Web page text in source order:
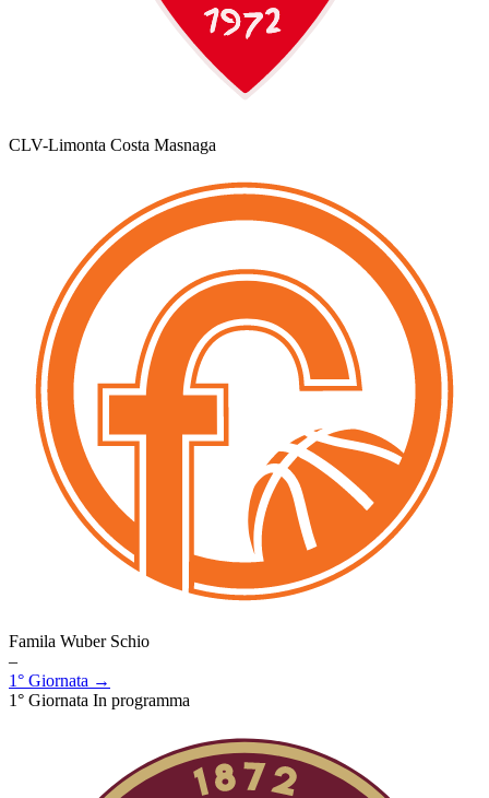
CLV-Limonta Costa Masnaga
Famila Wuber Schio
–
1° Giornata →
1° Giornata In programma